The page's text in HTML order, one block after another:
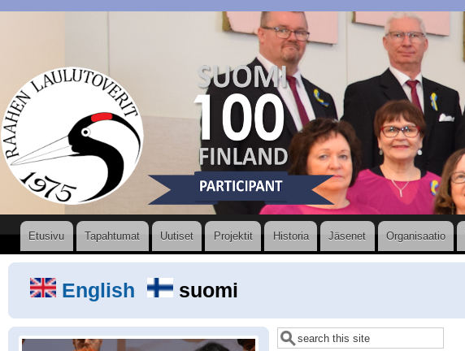
Valikko
Etusivu Tapahtumat Uutiset Projektit Historia Jäsenet Organisaatio
English suomi
Etsi